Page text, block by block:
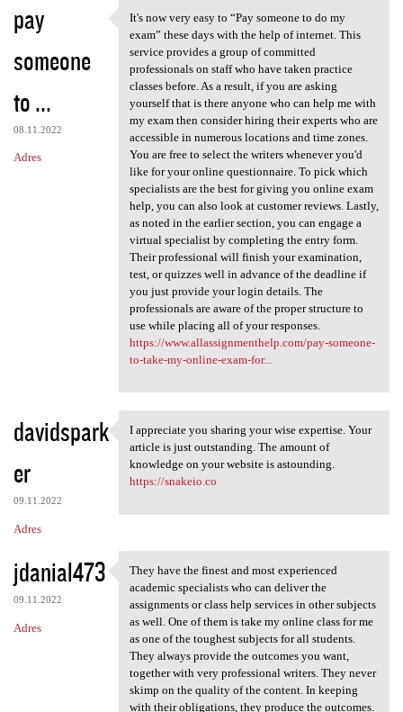
pay
someone
to ...
08.11.2022
Adres
It's now very easy to “Pay
It's now very easy to “Pay someone to do my
exam” these days with the help of internet. This
service provides a group of committed
professionals on staff who have taken practice
classes before. As a result, if you are asking
yourself that is there anyone who can help me with
my exam then consider hiring their experts who are
accessible in numerous locations and time zones.
You are free to select the writers whenever you'd
like for your online questionnaire. To pick which
specialists are the best for giving you online exam
help, you can also look at customer reviews. Lastly,
as noted in the earlier section, you can engage a
virtual specialist by completing the entry form.
Their professional will finish your examination,
test, or quizzes well in advance of the deadline if
you just provide your login details. The
professionals are aware of the proper structure to
use while placing all of your responses.
https://www.allassignmenthelp.com/pay-someone-
to-take-my-online-exam-for...
davidspark
er
09.11.2022
Adres
I appreciate you sharing your
I appreciate you sharing your wise expertise. Your
article is just outstanding. The amount of
knowledge on your website is astounding.
https://snakeio.co
jdanial473
09.11.2022
Adres
They have the finest and most
They have the finest and most experienced
academic specialists who can deliver the
assignments or class help services in other subjects
as well. One of them is take my online class for me
as one of the toughest subjects for all students.
They always provide the outcomes you want,
together with very professional writers. They never
skimp on the quality of the content. In keeping
with their obligations, they produce the outcomes.